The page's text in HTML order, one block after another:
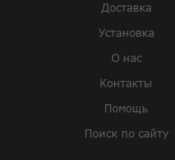
Доставка
Установка
О нас
Контакты
Помощь
Поиск по сайту